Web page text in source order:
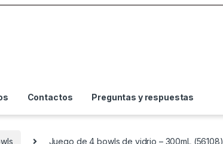
Contactos Preguntas y respuestas
Juego de 4 bowls de vidrio – 300mL (56108)